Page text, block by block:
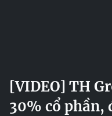
[VIDEO] TH
30% cổ phần,